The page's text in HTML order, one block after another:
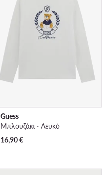
Guess
Μπλουζάκι · Λευκό
16,90€